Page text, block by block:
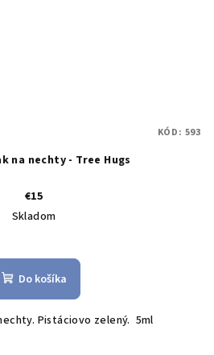
na nechty - Tree Hugs
€15
Skladom
Do košíka
Pistáciovo zelený. 5ml
KÓD: 593